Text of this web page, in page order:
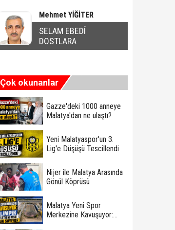
Mehmet YİĞİTER
SELAM EBEDÎ
DOSTLARA
Çok okunanlar
Gazze'deki 1000 anneye
Malatya'dan ne ulaştı?
Yeni Malatyaspor'un 3.
Lig'e Düşüşü Tescillendi
Nijer ile Malatya Arasında
Gönül Köprüsü
Malatya Yeni Spor
Merkezine Kavuşuyor: